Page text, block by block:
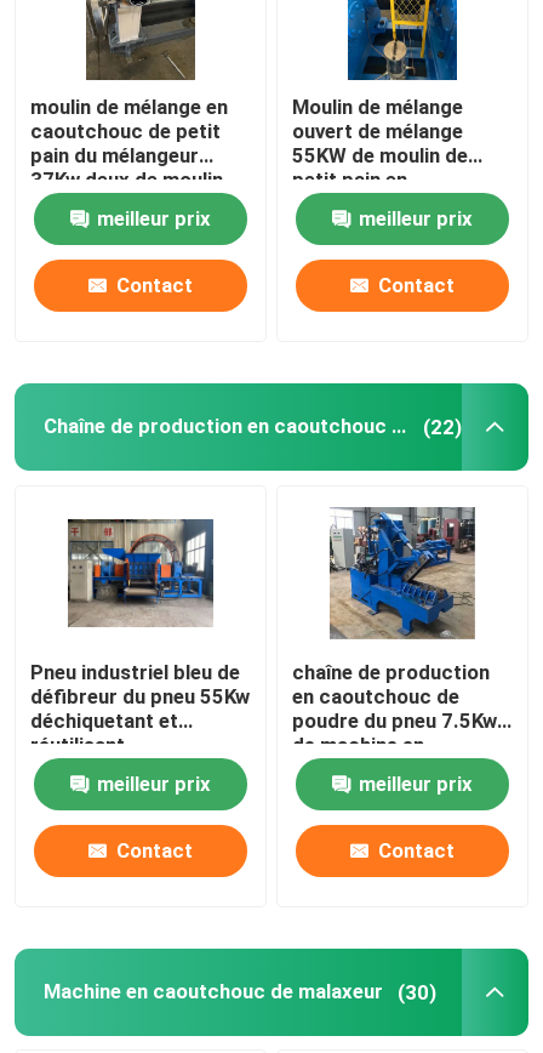
Système de pesage automatique circulaire pour
Système de pesage automatique de petits matériaux
moulin de mélange en
caoutchouc de petit
pain du mélangeur
37Kw deux de moulin
de diamètre de 400mm
meilleur prix
Contact
Moulin de mélange
ouvert de mélange
55KW de moulin de
petit pain en
caoutchouc de la
machine XK450 deux
meilleur prix
Contact
Chaîne de production en caoutchouc de poudre (22)
Pneu industriel bleu de
défibreur du pneu 55Kw
déchiquetant et
réutilisant
meilleur prix
Contact
chaîne de production
en caoutchouc de
poudre du pneu 7.5Kw
de machine en
caoutchouc de
défibreur CE d'OIN
meilleur prix
Contact
Machine en caoutchouc de malaxeur (30)